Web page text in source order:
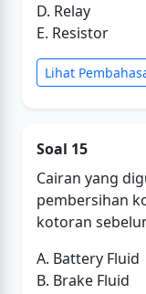
D. Relay
E. Resistor
Lihat
Soal 15
Cairan yang
pembersihan
kotoran
A. Battery Fluid
B. Brake Fluid